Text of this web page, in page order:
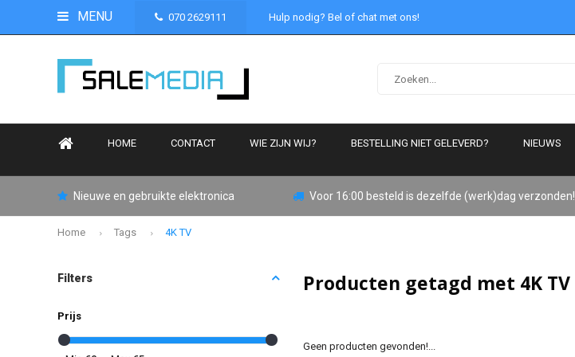
MENU 070 2629111 Hulp nodig? Bel of chat met ons!
HOME CONTACT WIE ZIJN WIJ? BESTELLING NIET GELEVERD? NIEUWS
Nieuwe en gebruikte elektronica Voor 16:00 besteld is dezelfde (werk)dag verzonden!
Home Tags 4K TV
Filters
Prijs
Producten getagd met 4K TV
Geen producten gevonden!...